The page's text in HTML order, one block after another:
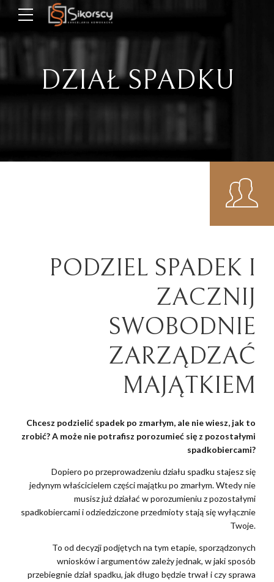
DZIAŁ SPADKU
PODZIEL SPADEK I
ZACZNIJ
SWOBODNIE
ZARZĄDZAĆ
MAJĄTKIEM
Chcesz podzielić spadek po zmarłym, ale nie wiesz, jak to
zrobić? A może nie potrafisz porozumieć się z pozostałymi
spadkobiercami?
Dopiero po przeprowadzeniu działu spadku stajesz się
jedynym właścicielem części majątku po zmarłym. Wtedy nie
musisz już działać w porozumieniu z pozostałymi
spadkobiercami i odziedziczone przedmioty stają się wyłącznie
Twoje.
To od decyzji podjętych na tym etapie, sporządzonych
wniosków i argumentów zależy jednak, w jaki sposób
przebiegnie dział spadku, jak długo będzie trwał i czy sprawa